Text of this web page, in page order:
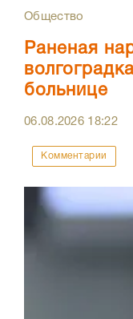
Общество
Раненая
больнице
06.08.2026 18:22
Комментарии